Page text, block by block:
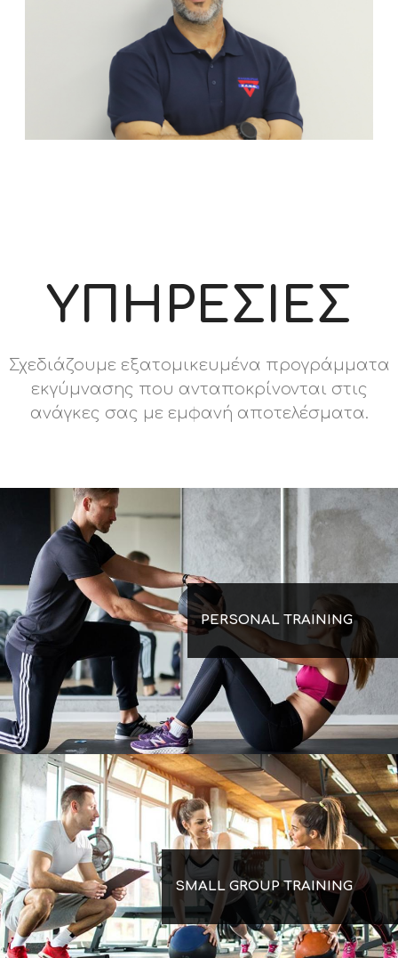
ΥΠΗΡΕΣΙΕΣ
Σχεδιάζουμε εξατομικευμένα προγράμματα
εκγύμνασης που ανταποκρίνονται στις
ανάγκες σας με εμφανή αποτελέσματα.
PERSONAL TRAINING
SMALL GROUP TRAINING